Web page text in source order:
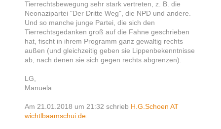
Tierrechtsbewegung sehr stark vertreten, z. B. die
Neonazipartei "Der Dritte Weg", die NPD und andere.
Und so manche junge Partei, die sich den
Tierrechtsgedanken groß auf die Fahne geschrieben
hat, fischt in ihrem Programm ganz gewaltig rechts
außen (und gleichzeitig geben sie Lippenbekenntnisse
ab, nach denen sie sich gegen rechts abgrenzen).
LG,
Manuela
Am 21.01.2018 um 21:32 schrieb H.G.Schoen AT
wichtlbaamschui.de: